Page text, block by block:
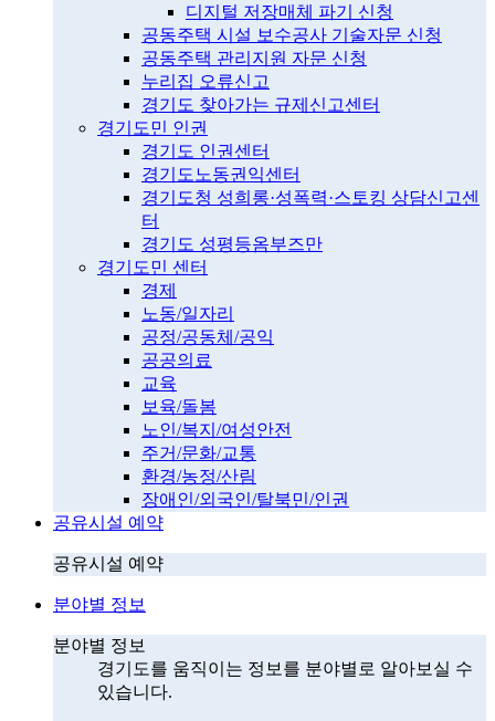
디지털 저장매체 파기 신청
공동주택 시설 보수공사 기술자문 신청
공동주택 관리지원 자문 신청
누리집 오류신고
경기도 찾아가는 규제신고센터
경기도민 인권
경기도 인권센터
경기도노동권익센터
경기도청 성희롱·성폭력·스토킹 상담신고센
터
경기도 성평등옴부즈만
경기도민 센터
경제
노동/일자리
공정/공동체/공익
공공의료
교육
보육/돌봄
노인/복지/여성안전
주거/문화/교통
환경/농정/산림
장애인/외국인/탈북민/인권
공유시설 예약
공유시설 예약
분야별 정보
분야별 정보
경기도를 움직이는 정보를 분야별로 알아보실 수
있습니다.